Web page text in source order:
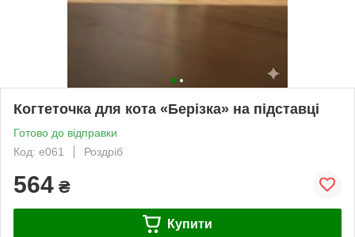
Когтеточка для кота «Берізка» на підставці
Готово до відправки
Код: е061
Роздріб
564 ₴
Купити